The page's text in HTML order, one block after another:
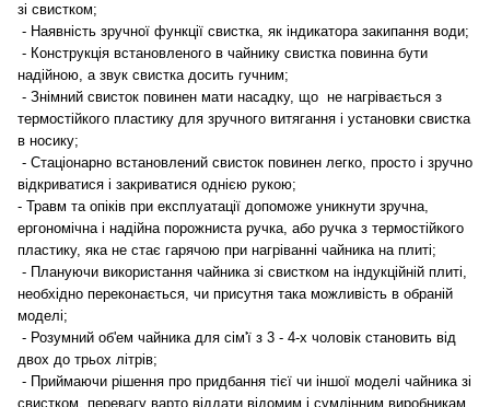
зі свистком;
- Наявність зручної функції свистка, як індикатора закипання води;
- Конструкція встановленого в чайнику свистка повинна бути
надійною, а звук свистка досить гучним;
- Знімний свисток повинен мати насадку, що не нагрівається з
термостійкого пластику для зручного витягання і установки свистка
в носику;
- Стаціонарно встановлений свисток повинен легко, просто і зручно
відкриватися і закриватися однією рукою;
- Травм та опіків при експлуатації допоможе уникнути зручна,
ергономічна і надійна порожниста ручка, або ручка з термостійкого
пластику, яка не стає гарячою при нагріванні чайника на плиті;
- Плануючи використання чайника зі свистком на індукційній плиті,
необхідно переконається, чи присутня така можливість в обраній
моделі;
- Розумний об'ем чайника для сім'ї з 3 - 4-х чоловік становить від
двох до трьох літрів;
- Приймаючи рішення про придбання тієї чи іншої моделі чайника зі
свистком, перевагу варто віддати відомим і сумлінним виробникам